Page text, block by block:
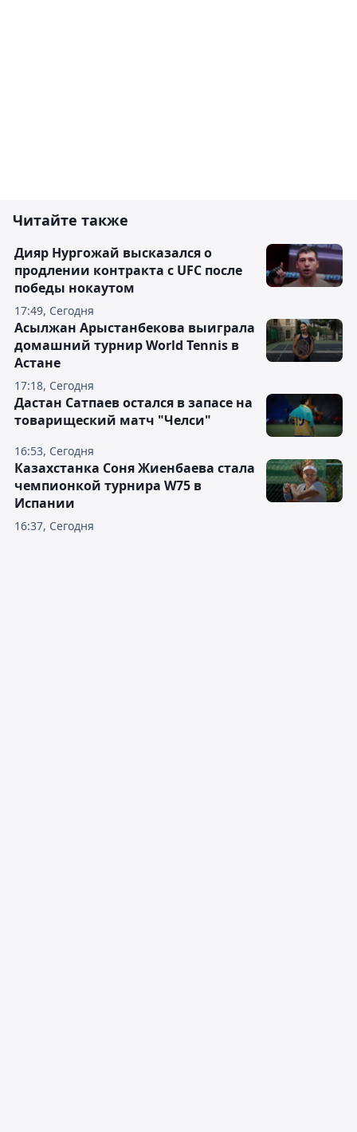
Читайте также
17:49, Сегодня
Дияр Нургожай высказался о
продлении контракта с UFC после
победы нокаутом
17:18, Сегодня
Асылжан Арыстанбекова выиграла
домашний турнир World Tennis в
Астане
16:53, Сегодня
Дастан Сатпаев остался в запасе на
товарищеский матч "Челси"
16:37, Сегодня
Казахстанка Соня Жиенбаева стала
чемпионкой турнира W75 в
Испании